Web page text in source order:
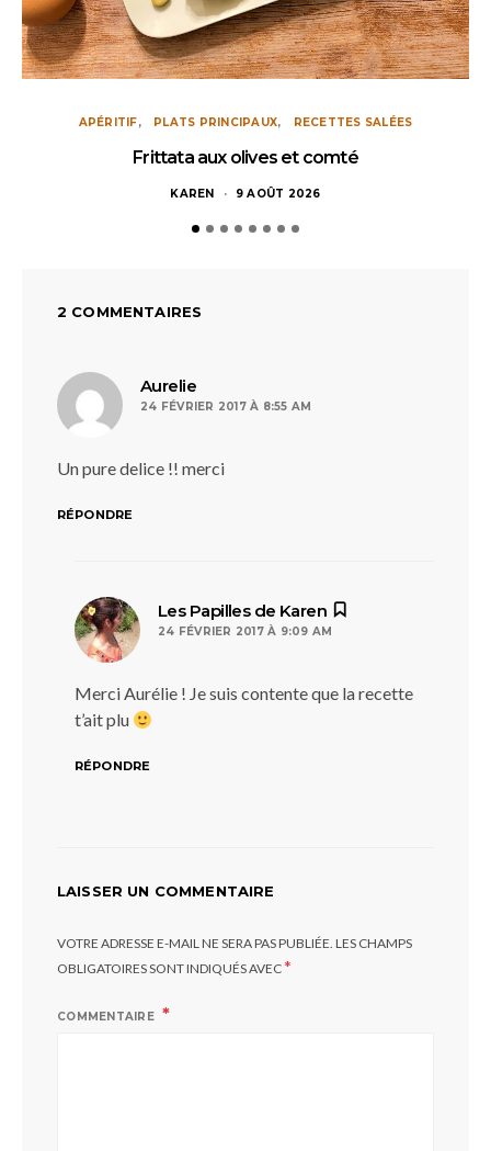
APÉRITIF PLATS PRINCIPAUX RECETTES SALÉES
Frittata aux olives et comté
KAREN 9 AOÛT 2026
2 COMMENTAIRES
Aurelie
24 FÉVRIER 2017 À 8:55 AM
Un pure delice !! merci
RÉPONDRE
Les Papilles de Karen
24 FÉVRIER 2017 À 9:09 AM
Merci Aurélie ! Je suis contente que la recette
t’ait plu
RÉPONDRE
LAISSER UN COMMENTAIRE
VOTRE ADRESSE E-MAIL NE SERA PAS PUBLIÉE. LES CHAMPS
OBLIGATOIRES SONT INDIQUÉS AVEC*
COMMENTAIRE